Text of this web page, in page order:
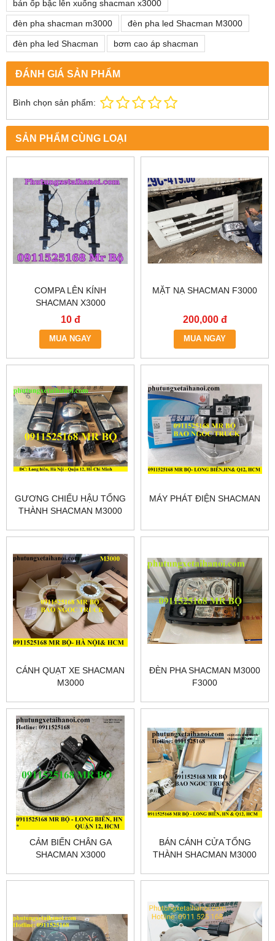
bán ốp bậc lên xuống shacman x3000
đèn pha shacman m3000 đèn pha led Shacman M3000
đèn pha led Shacman bơm cao áp shacman
ĐÁNH GIÁ SẢN PHẨM
Bình chọn sản phẩm:
SẢN PHẨM CÙNG LOẠI
COMPA LÊN KÍNH
SHACMAN X3000
10 đ
MUA NGAY
MẶT NẠ SHACMAN F3000
200,000 đ
MUA NGAY
GƯƠNG CHIẾU HẬU TỔNG
THÀNH SHACMAN M3000
MÁY PHÁT ĐIỆN SHACMAN
CÁNH QUẠT XE SHACMAN
M3000
ĐÈN PHA SHACMAN M3000
F3000
CẢM BIẾN CHÂN GA
SHACMAN X3000
BÁN CÁNH CỬA TỔNG
THÀNH SHACMAN M3000